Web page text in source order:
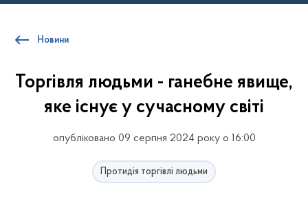
Новини
Торгівля людьми - ганебне явище,
яке існує у сучасному світі
опубліковано 09 серпня 2024 року о 16:00
Протидія торгівлі людьми